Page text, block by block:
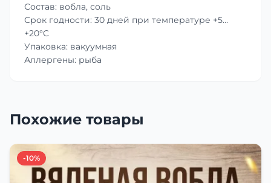
Состав: вобла, соль
Срок годности: 30 дней при температуре +5…
+20°C
Упаковка: вакуумная
Аллергены: рыба
Похожие товары
-10%